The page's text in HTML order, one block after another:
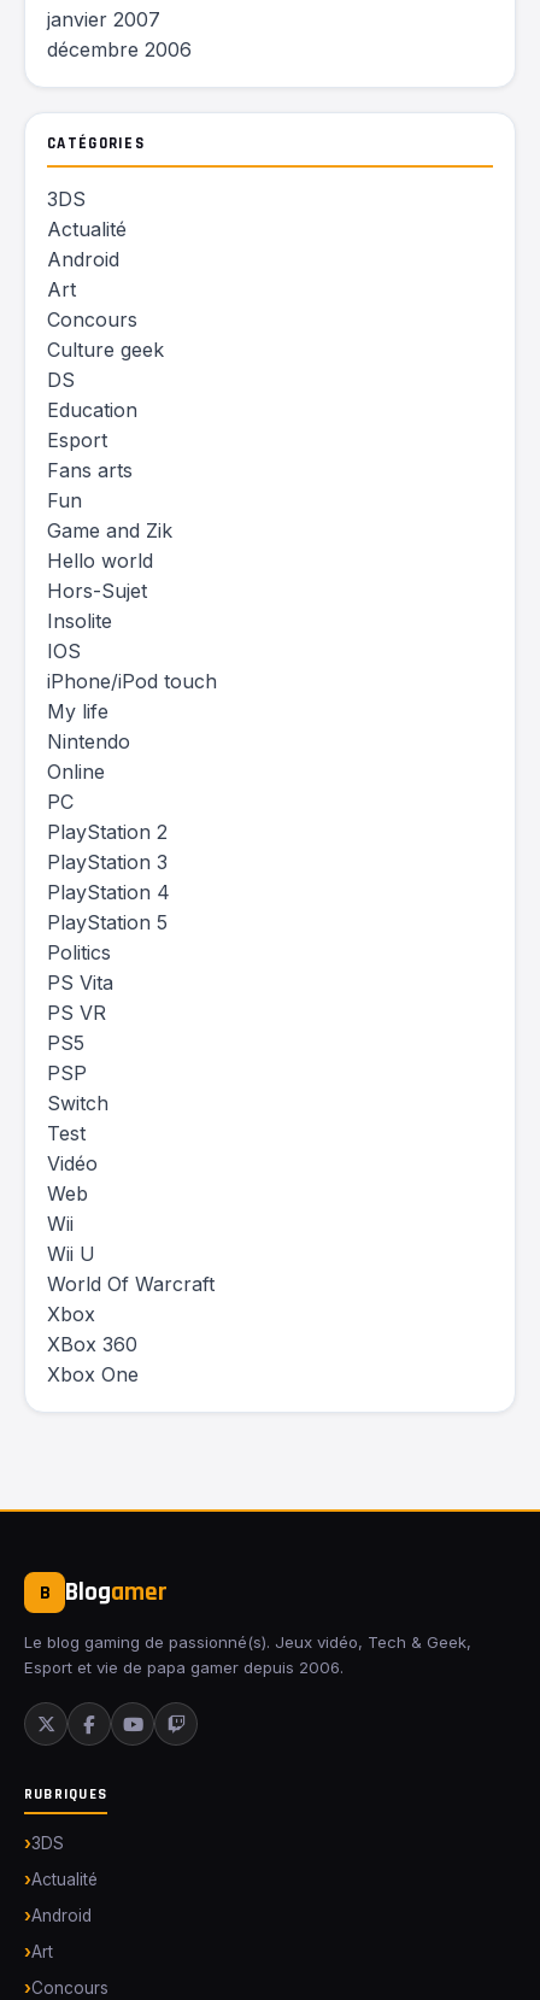
janvier 2007
décembre 2006
CATÉGORIES
3DS
Actualité
Android
Art
Concours
Culture geek
DS
Education
Esport
Fans arts
Fun
Game and Zik
Hello world
Hors-Sujet
Insolite
IOS
iPhone/iPod touch
My life
Nintendo
Online
PC
PlayStation 2
PlayStation 3
PlayStation 4
PlayStation 5
Politics
PS Vita
PS VR
PS5
PSP
Switch
Test
Vidéo
Web
Wii
Wii U
World Of Warcraft
Xbox
XBox 360
Xbox One
B Blogamer
Le blog gaming de passionné(s). Jeux vidéo, Tech & Geek,
Esport et vie de papa gamer depuis 2006.
RUBRIQUES
3DS
Actualité
Android
Art
Concours